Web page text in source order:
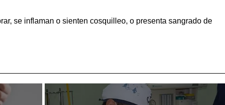
se inflaman o sienten cosquilleo, o presenta sangrado de